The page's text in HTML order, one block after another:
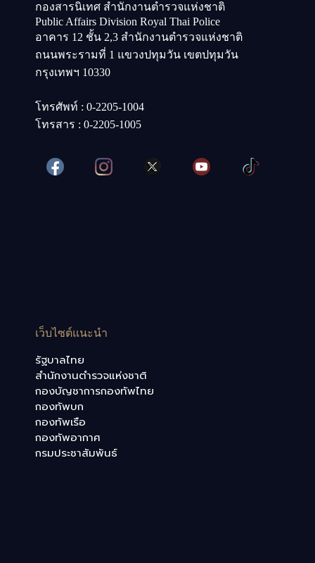
กองสารนิเทศ สำนักงานตำรวจแห่งชาติ
Public Affairs Division Royal Thai Police
อาคาร 12 ชั้น 2,3 สำนักงานตำรวจแห่งชาติ
ถนนพระรามที่ 1 แขวงปทุมวัน เขตปทุมวัน
กรุงเทพฯ 10330
โทรศัพท์ : 0-2205-1004
โทรสาร : 0-2205-1005
เว็บไซต์แนะนำ
รัฐบาลไทย
สำนักงานตำรวจแห่งชาติ
กองบัญชาการกองทัพไทย
กองทัพบก
กองทัพเรือ
กองทัพอากาศ
กรมประชาสัมพันธ์